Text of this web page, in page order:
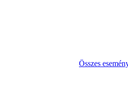
Összes